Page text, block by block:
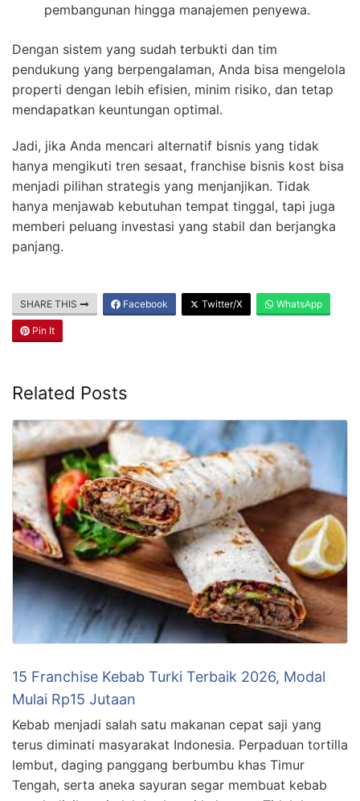
pembangunan hingga manajemen penyewa.
Dengan sistem yang sudah terbukti dan tim
pendukung yang berpengalaman, Anda bisa mengelola
properti dengan lebih efisien, minim risiko, dan tetap
mendapatkan keuntungan optimal.
Jadi, jika Anda mencari alternatif bisnis yang tidak
hanya mengikuti tren sesaat, franchise bisnis kost bisa
menjadi pilihan strategis yang menjanjikan. Tidak
hanya menjawab kebutuhan tempat tinggal, tapi juga
memberi peluang investasi yang stabil dan berjangka
panjang.
SHARE THIS Facebook Twitter/X WhatsApp
Pin It
Related Posts
15 Franchise Kebab Turki Terbaik 2026, Modal
Mulai Rp15 Jutaan
Kebab menjadi salah satu makanan cepat saji yang
terus diminati masyarakat Indonesia. Perpaduan tortilla
lembut, daging panggang berbumbu khas Timur
Tengah, serta aneka sayuran segar membuat kebab